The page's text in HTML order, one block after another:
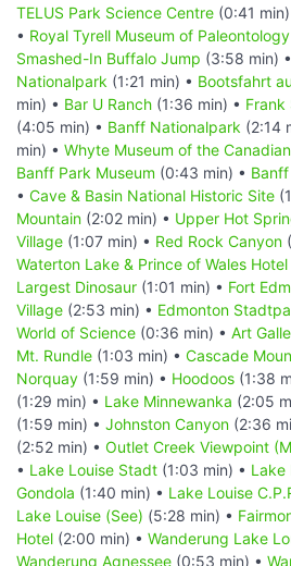
TELUS Park Science Centre (0:41 min)
• Royal Tyrell Museum of Paleontology
Smashed-In Buffalo Jump (3:58 min) •
Nationalpark (1:21 min) • Bootsfahrt
min) • Bar U Ranch (1:36 min) • Frank
(4:05 min) • Banff Nationalpark (2:14
min) • Whyte Museum of the
Banff Park Museum (0:43 min) •
• Cave & Basin National Historic Site
Mountain (2:02 min) • Upper Hot
Village (1:07 min) • Red Rock Canyon
Waterton Lake & Prince of Wales Hotel
Largest Dinosaur (1:01 min) • Fort
Village (2:53 min) • Edmonton
World of Science (0:36 min) • Art
Mt. Rundle (1:03 min) • Cascade
Norquay (1:59 min) • Hoodoos (1:38
(1:29 min) • Lake Minnewanka (2:05
(1:59 min) • Johnston Canyon (2:36
(2:52 min) • Outlet Creek Viewpoint
• Lake Louise Stadt (1:03 min) • Lake
Gondola (1:40 min) • Lake Louise
Lake Louise (See) (5:28 min) •
Hotel (2:00 min) • Wanderung Lake
Wanderung Agnessee (0:53 min) •